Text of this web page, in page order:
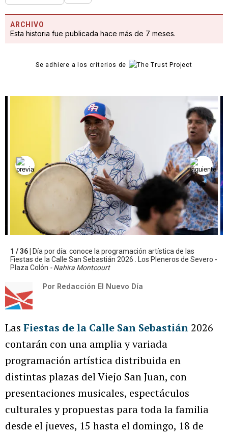
ARCHIVO
Esta historia fue publicada hace más de 7 meses.
Se adhiere a los criterios de
1 / 36 |
Día por día: conoce la programación artística de las
Fiestas de la Calle San Sebastián 2026 . Los Pleneros de Severo -
Plaza Colón - Nahira Montcourt
Por Redacción El Nuevo Día
Las Fiestas de la Calle San Sebastián 2026
contarán con una amplia y variada
programación artística distribuida en
distintas plazas del Viejo San Juan, con
presentaciones musicales, espectáculos
culturales y propuestas para toda la familia
desde el jueves, 15 hasta el domingo, 18 de